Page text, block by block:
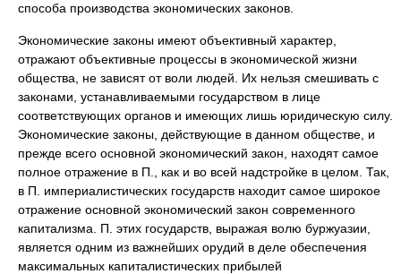
способа производства экономических законов.
Экономические законы имеют объективный характер,
отражают объективные процессы в экономической жизни
общества, не зависят от воли людей. Их нельзя смешивать с
законами, устанавливаемыми государством в лице
соответствующих органов и имеющих лишь юридическую силу.
Экономические законы, действующие в данном обществе, и
прежде всего основной экономический закон, находят самое
полное отражение в П., как и во всей надстройке в целом. Так,
в П. империалистических государств находит самое широкое
отражение основной экономический закон современного
капитализма. П. этих государств, выражая волю буржуазии,
является одним из важнейших орудий в деле обеспечения
максимальных капиталистических прибылей